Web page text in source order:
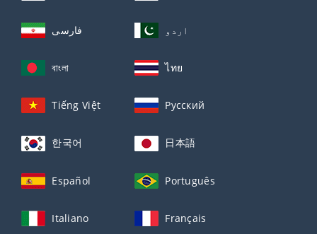
فارسی اردو
বাংলা ไทย
Tiếng Việt Русский
한국어 日本語
Español Português
Italiano Français